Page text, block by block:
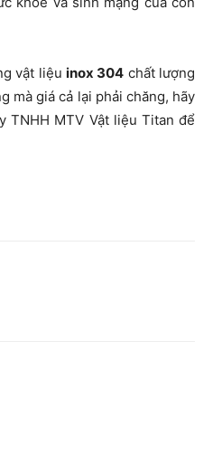
vật liệu inox 304 chất lượng
mà giá cả lại phải chăng, hãy
TNHH MTV Vật liệu Titan để